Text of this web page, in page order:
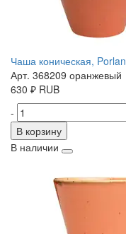
Чаша коническая,
Арт. 368209 оранжевый
630 ₽ RUB
-
В корзину
В наличии